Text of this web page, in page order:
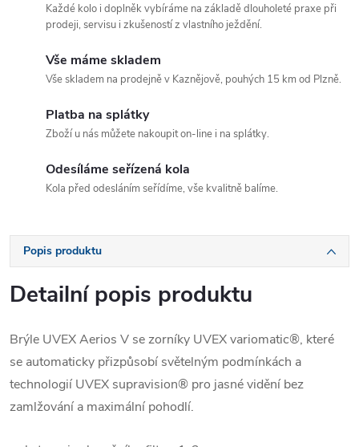
Každé kolo i doplněk vybíráme na základě dlouholeté praxe při
prodeji, servisu i zkušeností z vlastního ježdění.
Vše máme skladem
Vše skladem na prodejně v Kaznějově, pouhých 15 km od Plzně.
Platba na splátky
Zboží u nás můžete nakoupit on-line i na splátky.
Odesíláme seřízená kola
Kola před odesláním seřídíme, vše kvalitně balíme.
Popis produktu
Detailní popis produktu
Brýle UVEX Aerios V se zorníky UVEX variomatic®, které
se automaticky přizpůsobí světelným podmínkách a
technologií UVEX supravision® pro jasné vidění bez
zamlžování a maximální pohodlí.